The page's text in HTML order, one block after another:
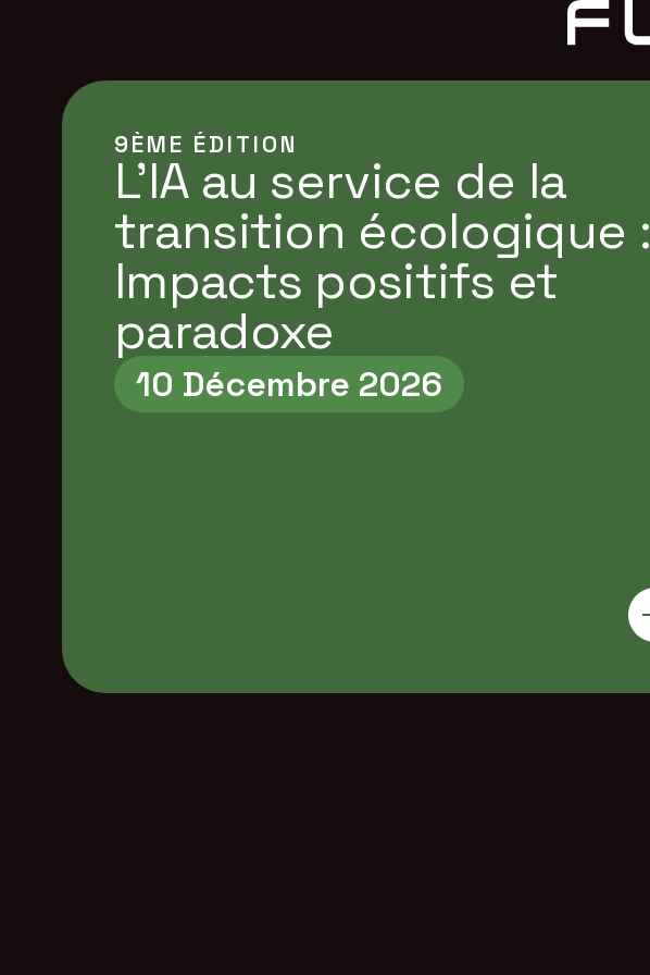
9ÈME ÉDITION
L’IA au service de la
transition écologique :
Impacts positifs et
paradoxe
10 Décembre 2026